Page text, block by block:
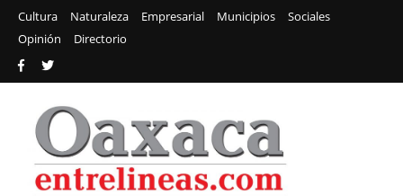
Cultura Naturaleza Empresarial Municipios
Sociales
Opinión
Directorio